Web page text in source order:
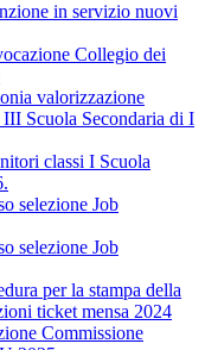
in servizio nuovi
Collegio dei
valorizzazione
Scuola Secondaria di I
classi I Scuola
selezione Job
selezione Job
per la stampa della
ticket mensa 2024
Commissione